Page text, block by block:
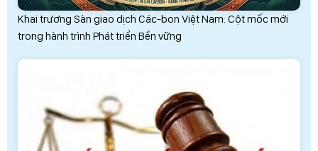
Khai trương Sàn giao dịch Các-bon Việt Nam: Cột mốc mới
trong hành trình Phát triển Bền vững